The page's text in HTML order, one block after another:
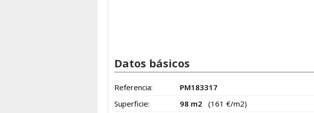
Datos básicos
Referencia:
PM183317
Superficie:
98 m2
(161 €/m2)